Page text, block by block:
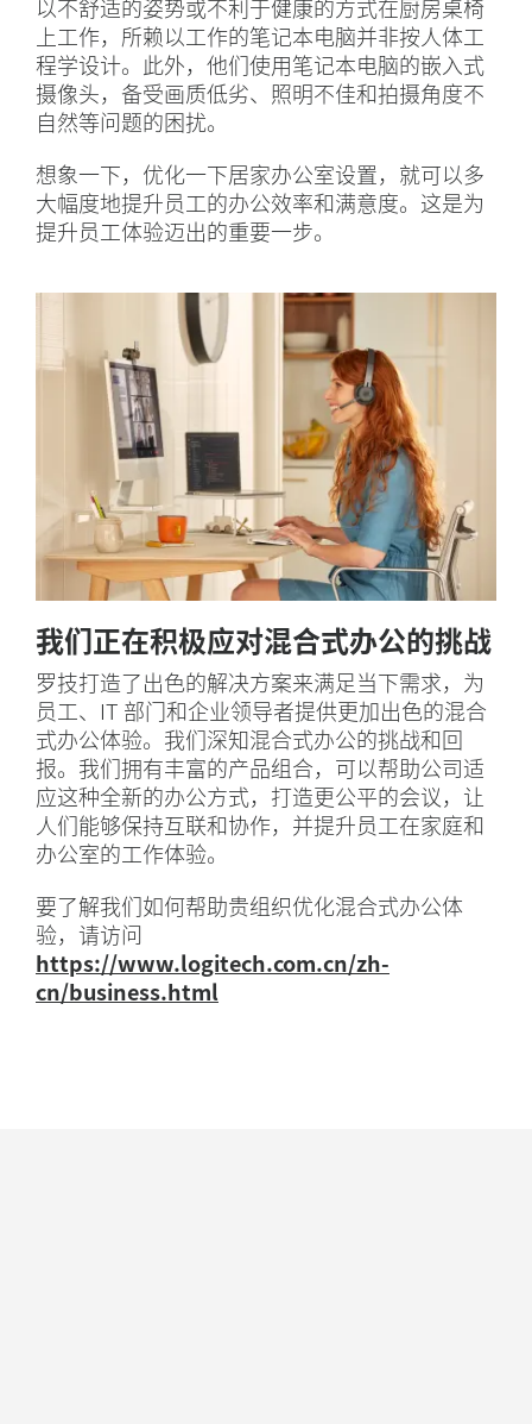
以不舒适的姿势或不利于健康的方式在厨房桌椅
上工作，所赖以工作的笔记本电脑并非按人体工
程学设计。此外，他们使用笔记本电脑的嵌入式
摄像头，备受画质低劣、照明不佳和拍摄角度不
自然等问题的困扰。
想象一下，优化一下居家办公室设置，就可以多
大幅度地提升员工的办公效率和满意度。这是为
提升员工体验迈出的重要一步。
我们正在积极应对混合式办公的挑战
罗技打造了出色的解决方案来满足当下需求，为
员工、IT 部门和企业领导者提供更加出色的混合
式办公体验。我们深知混合式办公的挑战和回
报。我们拥有丰富的产品组合，可以帮助公司适
应这种全新的办公方式，打造更公平的会议，让
人们能够保持互联和协作，并提升员工在家庭和
办公室的工作体验。
要了解我们如何帮助贵组织优化混合式办公体
验，请访问
https://www.logitech.com.cn/zh-
cn/business.html